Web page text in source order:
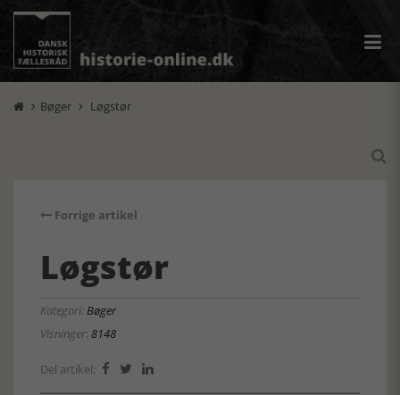
 Bøger  Løgstør

Forrige artikel
Løgstør
Kategori:Bøger
Visninger:8148
Del artikel:   